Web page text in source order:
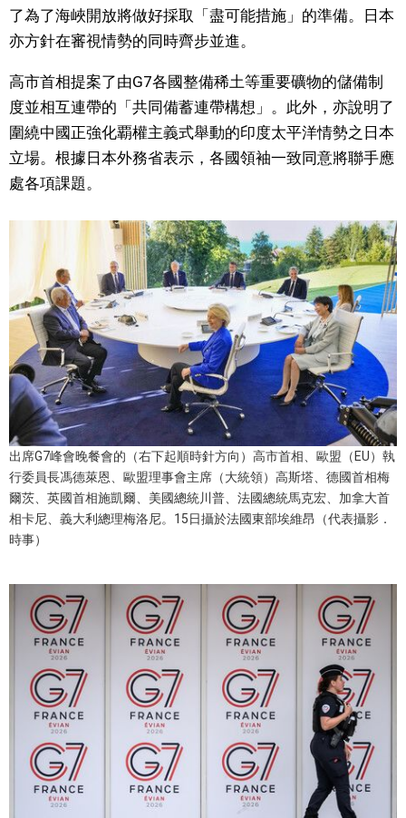
文化
科學技術
生活
運動
娛樂
教育
工作勞動
家庭
醫療健康
語言
編輯部通知
了為了海峽開放將做好採取「盡可能措施」的準備。日本
亦方針在審視情勢的同時齊步並進。
高市首相提案了由G7各國整備稀土等重要礦物的儲備制
度並相互連帶的「共同備蓄連帶構想」。此外，亦說明了
圍繞中國正強化覇權主義式舉動的印度太平洋情勢之日本
立場。根據日本外務省表示，各國領袖一致同意將聯手應
處各項課題。
出席G7峰會晚餐會的（右下起順時針方向）高市首相、歐盟（EU）執
行委員長馮德萊恩、歐盟理事會主席（大統領）高斯塔、德國首相梅
爾茨、英國首相施凱爾、美國總統川普、法國總統馬克宏、加拿大首
相卡尼、義大利總理梅洛尼。15日攝於法國東部埃維昂（代表攝影．
時事）